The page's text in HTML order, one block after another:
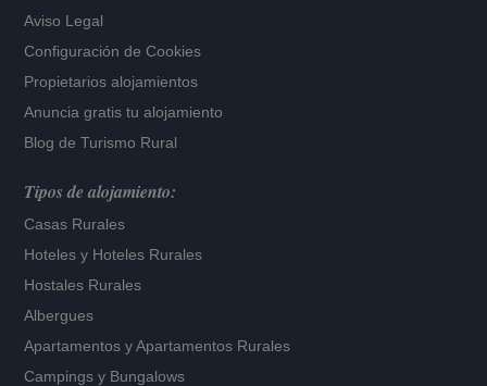
Aviso Legal
Configuración de Cookies
Propietarios alojamientos
Anuncia gratis tu alojamiento
Blog de Turismo Rural
Tipos de alojamiento:
Casas Rurales
Hoteles y Hoteles Rurales
Hostales Rurales
Albergues
Apartamentos yApartamentos Rurales
Campings y Bungalows